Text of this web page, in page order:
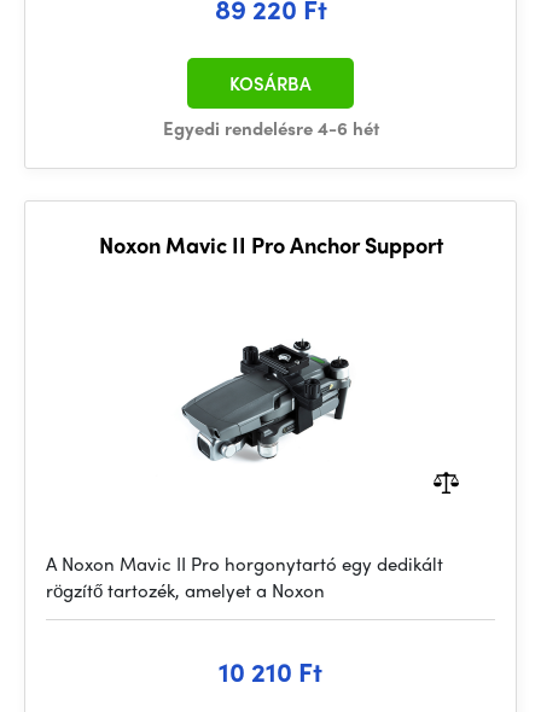
89 220 Ft
Egyedi rendelésre 4-6 hét
KOSÁRBA
Noxon Mavic II Pro Anchor Support
A Noxon Mavic II Pro horgonytartó egy dedikált
rögzítő tartozék, amelyet a Noxon
10 210 Ft